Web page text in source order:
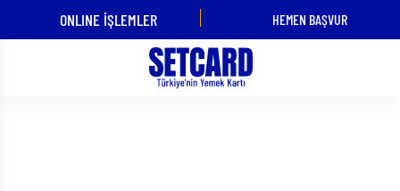
ÜYE İŞ YERİ
OLMAK
KART
KULLANMAK
ONLINE İŞLEMLER HEMEN BAŞVUR